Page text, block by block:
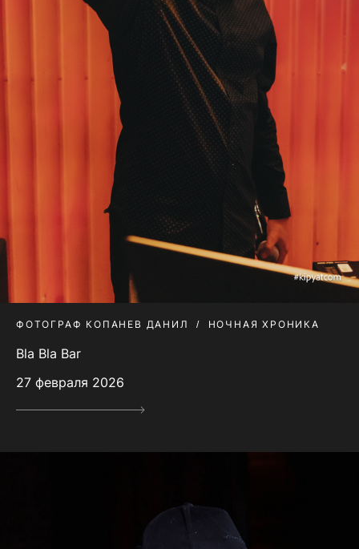
ФОТОГРАФ КОПАНЕВ ДАНИЛ НОЧНАЯ ХРОНИКА
Bla Bla Bar
27 февраля 2026